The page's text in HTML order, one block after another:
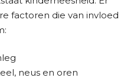
factoren die van invloed
neus en oren